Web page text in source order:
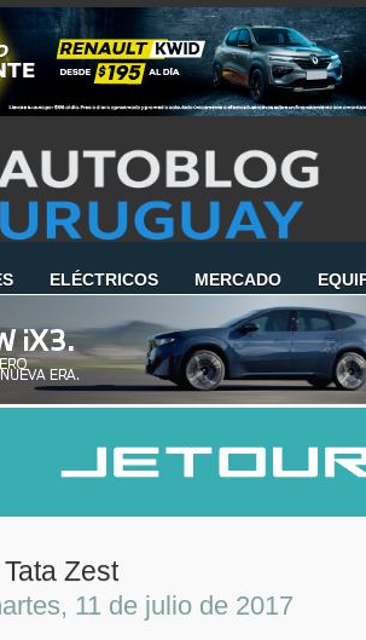
ELÉCTRICOS MERCADO
Zest
11 de julio de 2017